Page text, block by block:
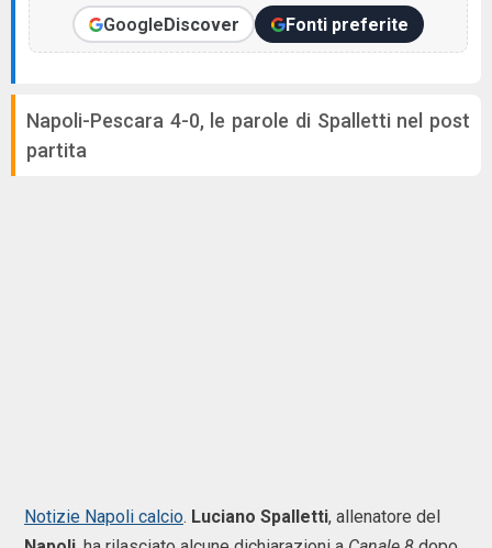
GoogleDiscover Fonti preferite
Napoli-Pescara 4-0, le parole di Spalletti nel post
partita
Notizie Napoli calcio. Luciano Spalletti, allenatore del